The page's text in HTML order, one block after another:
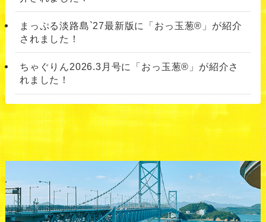
まっぷる淡路島`27最新版に「おっ玉葱®」が紹介
されました！
ちゃぐりん2026.3月号に「おっ玉葱®」が紹介さ
れました！